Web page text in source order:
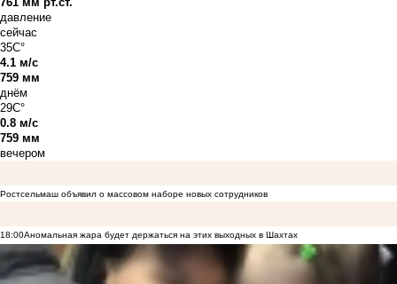
давление
сейчас
35C°
4.1 м/с
759 мм
днём
29C°
0.8 м/с
759 мм
вечером
Ростсельмаш объявил о массовом наборе новых сотрудников
18:00Аномальная жара будет держаться на этих выходных в Шахтах